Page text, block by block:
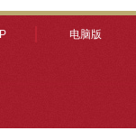
电脑版